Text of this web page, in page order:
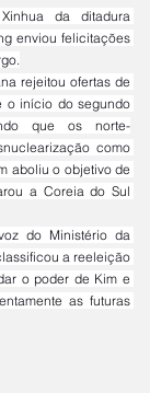
enviou felicitações
o início do segundo
que os norte-
como
aboliu o objetivo de
a Coreia do Sul
a reeleição
o poder de Kim e
as futuras